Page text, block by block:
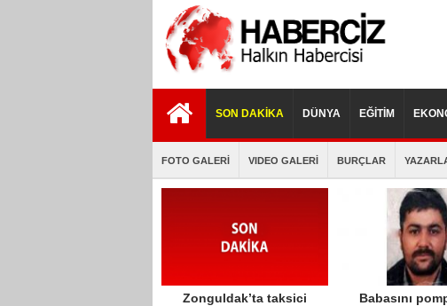
SON DAKİKA DÜNYA EĞİTİM
FOTO GALERİ VIDEO GALERİ BURÇLAR
Zonguldak’ta taksici
Babasını